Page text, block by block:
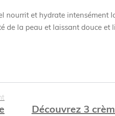
nourrit et hydrate intensément
de la peau et laissant douce et
Découvrez 3